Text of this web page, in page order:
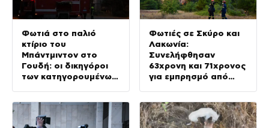
Φωτιά στο παλιό
κτίριο του
Μπάντμιντον στο
Γουδή: οι δικηγόροι
των κατηγορουμένων
ελλείψεων και
σοβαρών κενών»
Φωτιές σε Σκύρο και
Λακωνία:
Συνελήφθησαν
63χρονη και 71χρονος
για εμπρησμό από